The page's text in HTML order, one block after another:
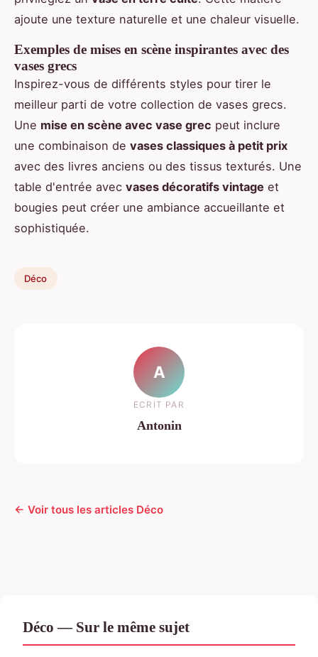
ajoute une texture naturelle et une chaleur visuelle.
Exemples de mises en scène inspirantes avec des
vases grecs
Inspirez-vous de différents styles pour tirer le
meilleur parti de votre collection de vases grecs.
Une mise en scène avec vase grec peut inclure
une combinaison de vases classiques à petit prix
avec des livres anciens ou des tissus texturés. Une
table d'entrée avec vases décoratifs vintage et
bougies peut créer une ambiance accueillante et
sophistiquée.
Déco
A
ECRIT PAR
Antonin
← Voir tous les articles Déco
Déco — Sur le même sujet